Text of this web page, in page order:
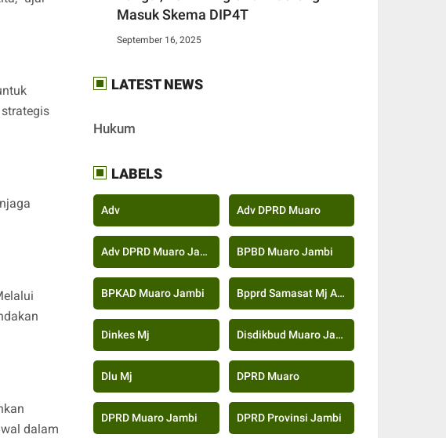
dalam
Masuk Skema DIP4T
September 16, 2025
LATEST NEWS
Hukum
LABELS
Adv Adv DPRD Muaro
Adv DPRD Muaro Jambi BPBD Muaro Jambi
BPKAD Muaro Jambi Bpprd Samasat Mj Adv
Dinkes Mj Disdikbud Muaro Jambi
Dlu Mj DPRD Muaro
DPRD Muaro Jambi DPRD Provinsi Jambi